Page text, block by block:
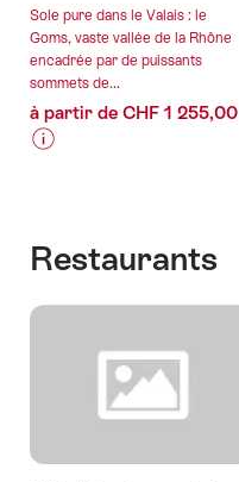
Sole pure dans le Valais : le
Goms, vaste vallée de la Rhône
encadrée par de puissants
sommets de...
à partir de CHF 1 255,00
prix
de
prochain
la
07.08.2026
28.10.2026
Restaurants